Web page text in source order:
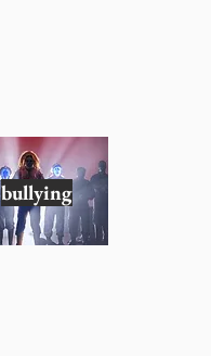
bullying